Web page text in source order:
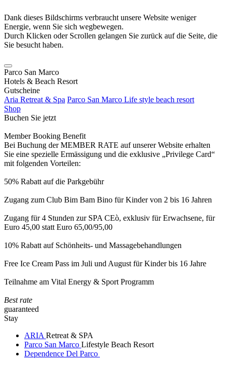
Dank dieses Bildschirms verbraucht unsere Website weniger
Energie, wenn Sie sich wegbewegen.
Durch Klicken oder Scrollen gelangen Sie zurück auf die Seite, die
Sie besucht haben.
Parco San Marco
Hotels & Beach Resort
Gutscheine
Aria Retreat & Spa Parco San Marco Life style beach resort
Shop
Buchen Sie jetzt
Member Booking Benefit
Bei Buchung der MEMBER RATE auf unserer Website erhalten
Sie eine spezielle Ermässigung und die exklusive „Privilege Card“
mit folgenden Vorteilen:
50% Rabatt auf die Parkgebühr
Zugang zum Club Bim Bam Bino für Kinder von 2 bis 16 Jahren
Zugang für 4 Stunden zur SPA CEò, exklusiv für Erwachsene, für
Euro 45,00 statt Euro 65,00/95,00
10% Rabatt auf Schönheits- und Massagebehandlungen
Free Ice Cream Pass im Juli und August für Kinder bis 16 Jahre
Teilnahme am Vital Energy & Sport Programm
Best rate
guaranteed
Stay
ARIA Retreat & SPA
Parco San Marco Lifestyle Beach Resort
Dependence Del Parco